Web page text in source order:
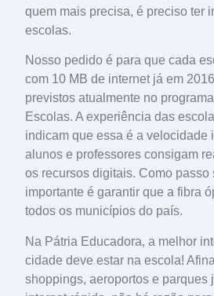
quem mais precisa, é preciso ter
escolas.
Nosso pedido é para que cada
com 10 MB de internet já em
previstos atualmente no
Escolas. A experiência das
indicam que essa é a velocidade
alunos e professores consigam
os recursos digitais. Como passo
importante é garantir que a fibra
todos os municípios do país.
Na Pátria Educadora, a melhor
cidade deve estar na escola!
shoppings, aeroportos e parques